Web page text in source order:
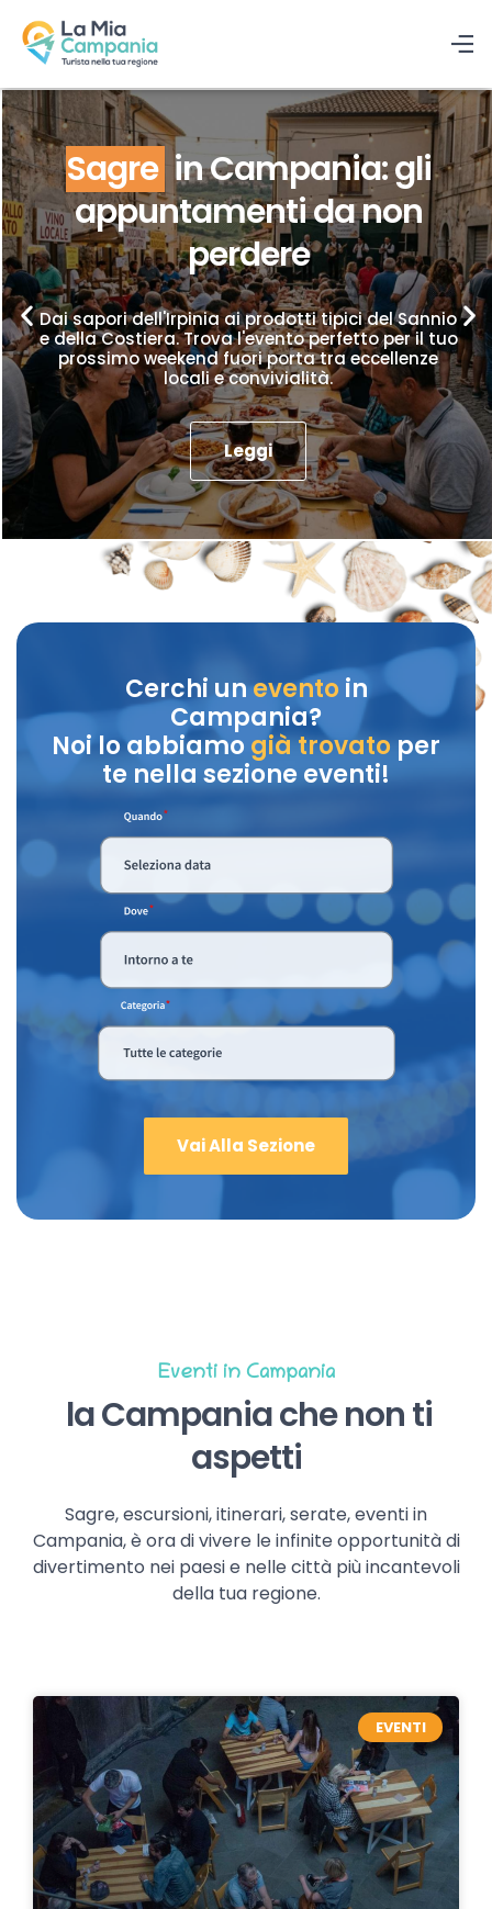
Sagre in Campania: gli
appuntamenti da non
perdere
Dai sapori dell'Irpinia ai prodotti tipici del Sannio
e della Costiera. Trova l'evento perfetto per il tuo
prossimo weekend fuori porta tra eccellenze
locali e convivialità.
Leggi
Cerchi unevento in
Campania?
Noi lo abbiamo già trovatoper
te nella sezione eventi!
Vai Alla Sezione
Eventi in Campania
la Campania che non ti
aspetti
Sagre, escursioni, itinerari, serate, eventi in
Campania, è ora di vivere le infinite opportunità di
divertimento nei paesi e nelle città più incantevoli
della tua regione.
EVENTI